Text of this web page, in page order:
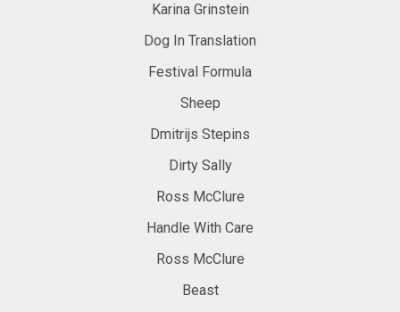
Karina Grinstein
Dog In Translation
Festival Formula
Sheep
Dmitrijs Stepins
Dirty Sally
Ross McClure
Handle With Care
Ross McClure
Beast